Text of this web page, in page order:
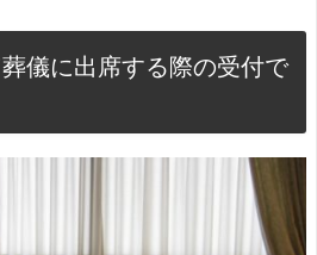
儀に出席する際の受付で